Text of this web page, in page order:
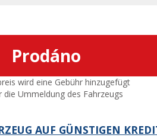
Prodáno
wird eine Gebühr hinzugefügt
die Ummeldung des Fahrzeugs
AUF GÜNSTIGEN